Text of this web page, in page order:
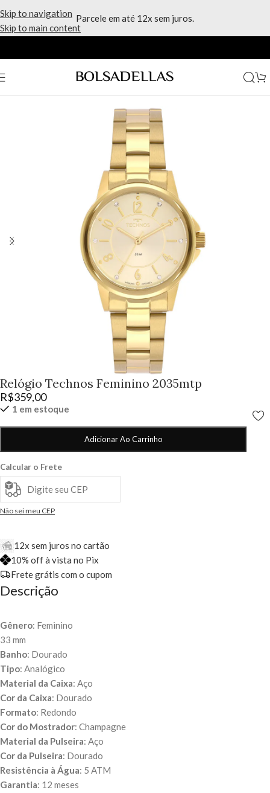
Skip to navigation
Skip to main content
Parcele em até 12x sem juros.
Relógio Technos Feminino 2035mtp
R$359,00
1 em estoque
Adicionar Ao Carrinho
Calcular o Frete
Não sei meu CEP
12x sem juros no cartão
10% off à vista no Pix
Frete grátis com o cupom
Descrição
Gênero: Feminino
33 mm
Banho: Dourado
Tipo: Analógico
Material da Caixa: Aço
Cor da Caixa: Dourado
Formato: Redondo
Cor do Mostrador: Champagne
Material da Pulseira: Aço
Cor da Pulseira: Dourado
Resistência à Água: 5 ATM
Garantia: 12 meses